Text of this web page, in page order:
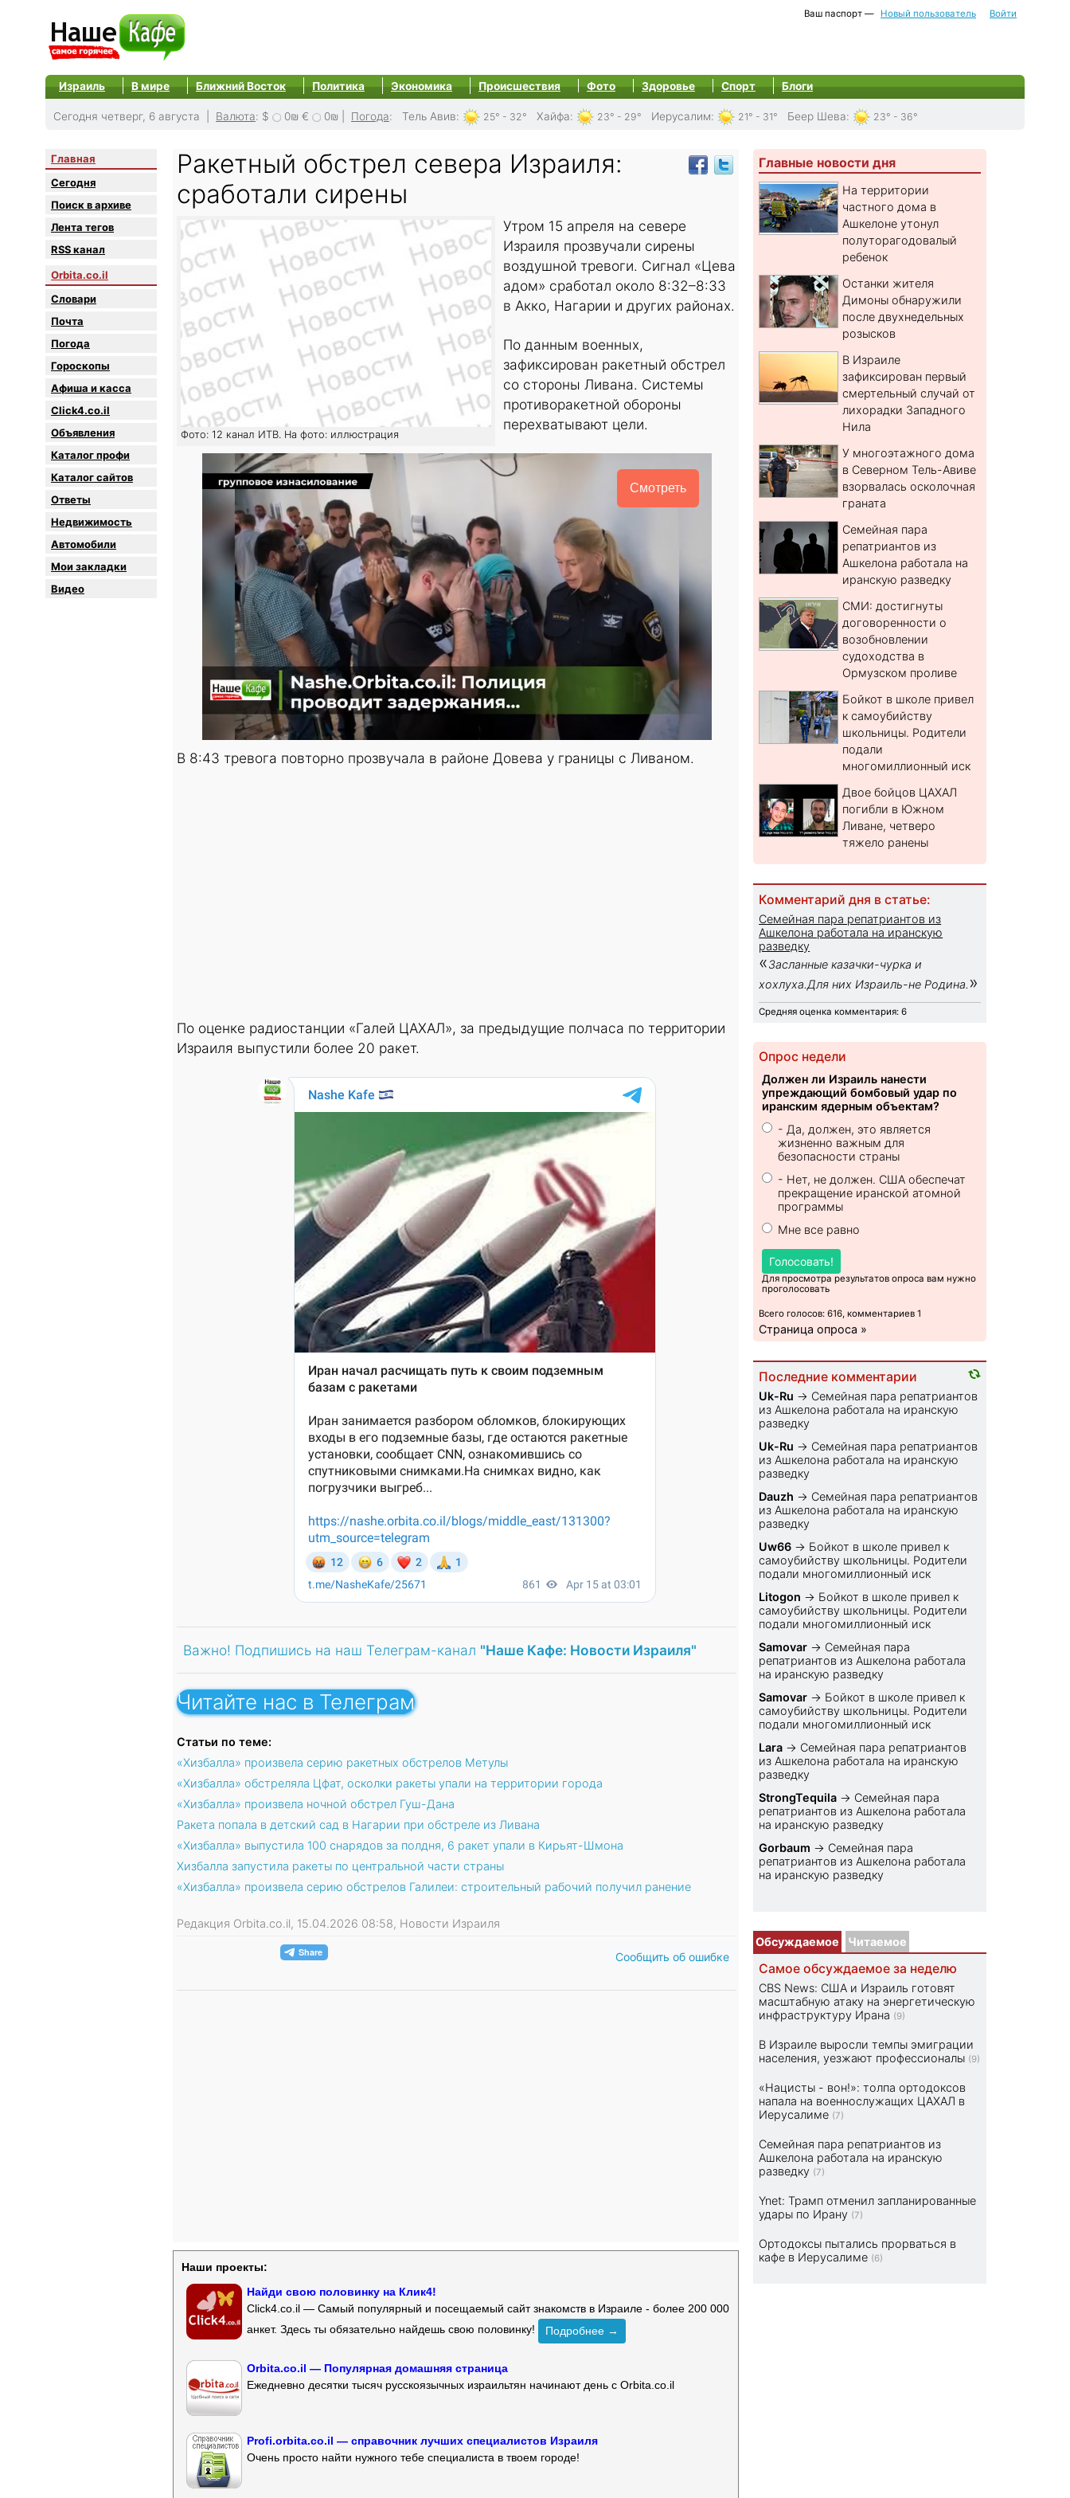
Ваш паспорт — Новый пользователь Войти
Израиль В мире Ближний Восток Политика Экономика Происшествия Фото Здоровье Спорт Блоги
Сегодня четверг, 6 августа | Валюта: $ 0₪ € 0₪ Погода: Тель Авив: 25° - 32° Хайфа: 23° - 29° Иерусалим: 21° - 31° Беер Шева: 23° - 36°
Главная
Сегодня
Поиск в архиве
Лента тегов
RSS канал
Orbita.co.il
Словари
Почта
Погода
Гороскопы
Афиша и касса
Click4.co.il
Объявления
Каталог профи
Каталог сайтов
Oтветы
Недвижимость
Автомобили
Мои закладки
Видео
Ракетный обстрел севера Израиля:
сработали сирены
Фото: 12 канал ИТВ. На фото: иллюстрация
Утром 15 апреля на севере
Израиля прозвучали сирены
воздушной тревоги. Сигнал «Цева
адом» сработал около 8:32–8:33
в Акко, Нагарии и других районах.
По данным военных,
зафиксирован ракетный обстрел
со стороны Ливана. Системы
противоракетной обороны
перехватывают цели.
Смотреть
В 8:43 тревога повторно прозвучала в районе Довева у границы с Ливаном.
По оценке радиостанции «Галей ЦАХАЛ», за предыдущие полчаса по территории
Израиля выпустили более 20 ракет.
Важно! Подпишись на наш Телеграм-канал "Наше Кафе: Новости Израиля"
Читайте нас в Телеграм
Статьи по теме:
«Хизбалла» произвела серию ракетных обстрелов Метулы
«Хизбалла» обстреляла Цфат, осколки ракеты упали на территории города
«Хизбалла» произвела ночной обстрел Гуш-Дана
Ракета попала в детский сад в Нагарии при обстреле из Ливана
«Хизбалла» выпустила 100 снарядов за полдня, 6 ракет упали в Кирьят-Шмона
Хизбалла запустила ракеты по центральной части страны
«Хизбалла» произвела серию обстрелов Галилеи: строительный рабочий получил ранение
Редакция Orbita.co.il, 15.04.2026 08:58, Новости Израиля
Сообщить об ошибке
Наши проекты:
Найди свою половинку на Клик4!
Click4.co.il — Самый популярный и посещаемый сайт знакомств в Израиле - более 200 000
анкет. Здесь ты обязательно найдешь свою половинку!
Подробнее →
Orbita.co.il — Популярная домашняя страница
Ежедневно десятки тысяч русскоязычных израильтян начинают день с Orbita.co.il
Profi.orbita.co.il — справочник лучших специалистов Израиля
Очень просто найти нужного тебе специалиста в твоем городе!
Главные новости дня
На территории
частного дома в
Ашкелоне утонул
полуторагодовалый
ребенок
Останки жителя
Димоны обнаружили
после двухнедельных
розысков
В Израиле
зафиксирован первый
смертельный случай от
лихорадки Западного
Нила
У многоэтажного дома
в Северном Тель-Авиве
взорвалась осколочная
граната
Семейная пара
репатриантов из
Ашкелона работала на
иранскую разведку
СМИ: достигнуты
договоренности о
возобновлении
судоходства в
Ормузском проливе
Бойкот в школе привел
к самоубийству
школьницы. Родители
подали
многомиллионный иск
Двое бойцов ЦАХАЛ
погибли в Южном
Ливане, четверо
тяжело ранены
Комментарий дня в статье:
Семейная пара репатриантов из
Ашкелона работала на иранскую
разведку
«Засланные казачки-чурка и
хохлуха.Для них Израиль-не Родина. »
Средняя оценка комментария: 6
Опрос недели
Должен ли Израиль нанести
упреждающий бомбовый удар по
иранским ядерным объектам?
- Да, должен, это является
жизненно важным для
безопасности страны
- Нет, не должен. США обеспечат
прекращение иранской атомной
программы
Мне все равно
Голосовать!
Для просмотра результатов опроса вам нужно
проголосовать
Всего голосов: 616, комментариев 1
Страница опроса »
Последние комментарии
Uk-Ru → Семейная пара репатриантов
из Ашкелона работала на иранскую
разведку
Uk-Ru → Семейная пара репатриантов
из Ашкелона работала на иранскую
разведку
Dauzh → Семейная пара репатриантов
из Ашкелона работала на иранскую
разведку
Uw66 → Бойкот в школе привел к
самоубийству школьницы. Родители
подали многомиллионный иск
Litogon → Бойкот в школе привел к
самоубийству школьницы. Родители
подали многомиллионный иск
Samovar → Семейная пара
репатриантов из Ашкелона работала
на иранскую разведку
Samovar → Бойкот в школе привел к
самоубийству школьницы. Родители
подали многомиллионный иск
Lara → Семейная пара репатриантов
из Ашкелона работала на иранскую
разведку
StrongTequila → Семейная пара
репатриантов из Ашкелона работала
на иранскую разведку
Gorbaum → Семейная пара
репатриантов из Ашкелона работала
на иранскую разведку
Обсуждаемое Читаемое
Самое обсуждаемое за неделю
CBS News: США и Израиль готовят
масштабную атаку на энергетическую
инфраструктуру Ирана (9)
В Израиле выросли темпы эмиграции
населения, уезжают профессионалы (9)
«Нацисты - вон!»: толпа ортодоксов
напала на военнослужащих ЦАХАЛ в
Иерусалиме (7)
Семейная пара репатриантов из
Ашкелона работала на иранскую
разведку (7)
Ynet: Трамп отменил запланированные
удары по Ирану (7)
Ортодоксы пытались прорваться в
кафе в Иерусалиме (6)